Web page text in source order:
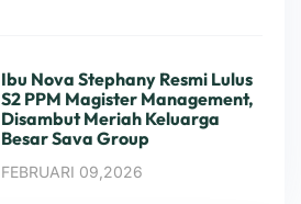
Ibu Nova Stephany Resmi Lulus
S2 PPM Magister Management,
Disambut Meriah Keluarga
Besar Sava Group
FEBRUARI 09,2026